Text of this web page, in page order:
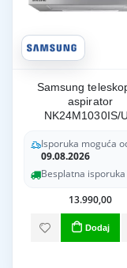
Samsung
aspirator
NK24M1030IS/
Isporuka moguća
09.08.2026
Besplatna isporuka
13.990,00
Dodaj